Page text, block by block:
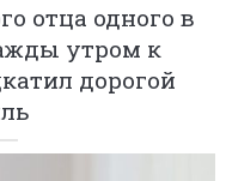
отца одного в
утром к
дорогой